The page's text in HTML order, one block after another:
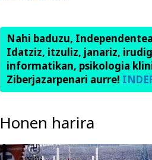
Nahi baduzu,
Idatziz, itzuliz, janariz,
informatikan, psikologia
Ziberjazarpenari aurre!
Honen harira